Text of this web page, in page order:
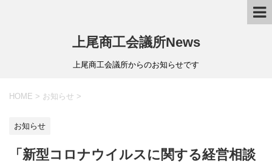
上尾商工会議所News
上尾商工会議所からのお知らせです
HOME > お知らせ >
お知らせ
「新型コロナウイルスに関する経営相談